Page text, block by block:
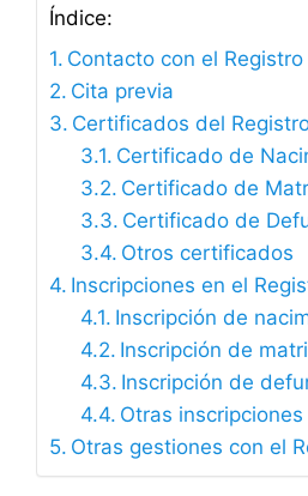
Índice:
Contacto con el
Cita previa
Certificados del
Certificado de
Certificado de
Certificado de
Otros certificados
Inscripciones en el
Inscripción de
Inscripción de
Inscripción de
Otras inscripciones
Otras gestiones con el